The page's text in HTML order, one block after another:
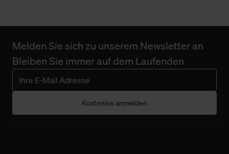
Melden Sie sich zu unserem Newsletter an
Bleiben Sie immer auf dem Laufenden
Kostenlos anmelden